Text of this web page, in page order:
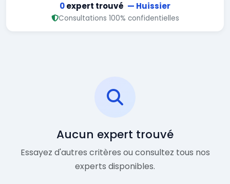
0expert trouvé — Huissier
Consultations 100% confidentielles
Aucun expert trouvé
Essayez d'autres critères ou consultez tous nos
experts disponibles.